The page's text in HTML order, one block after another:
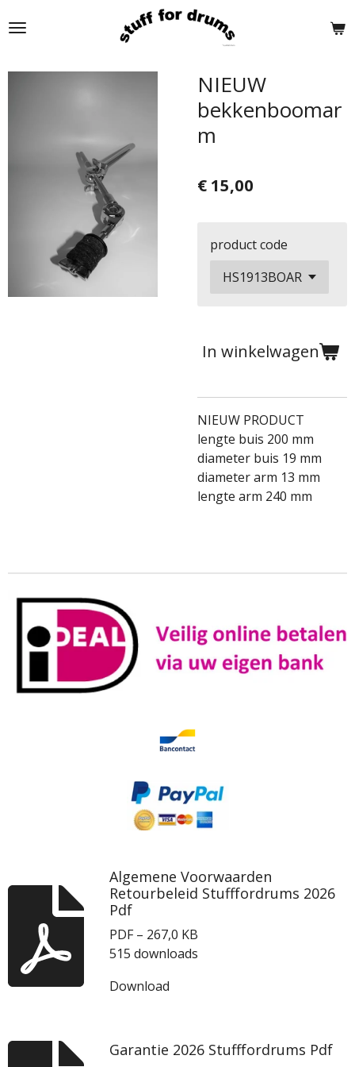
direct
de
NIEUW
bekkenboomar
m
€ 15,00
product code
In winkelwagen
NIEUW PRODUCT
lengte buis 200 mm
diameter buis 19 mm
diameter arm 13 mm
lengte arm 240 mm
Algemene Voorwaarden
Retourbeleid Stufffordrums 2026
Pdf
PDF – 267,0 KB
515 downloads
Download
Garantie 2026 Stufffordrums Pdf